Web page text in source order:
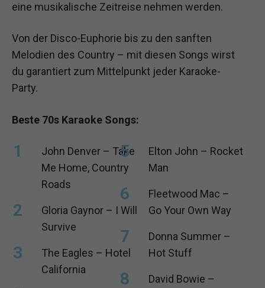
eine musikalische Zeitreise nehmen werden.
Von der Disco-Euphorie bis zu den sanften
Melodien des Country – mit diesen Songs wirst
du garantiert zum Mittelpunkt jeder Karaoke-
Party.
Beste 70s Karaoke Songs:
John Denver – Take
Me Home, Country
Roads
Gloria Gaynor – I Will
Survive
The Eagles – Hotel
California
Elton John – Rocket
Man
Fleetwood Mac –
Go Your Own Way
Donna Summer –
Hot Stuff
David Bowie –